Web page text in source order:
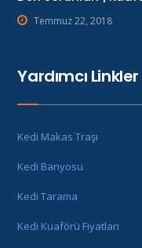
Temmuz 22, 2018
Yardımcı Linkler
Kedi Makas Traşı
Kedi Banyosu
Kedi Tarama
Kedi Kuaförü Fiyatları